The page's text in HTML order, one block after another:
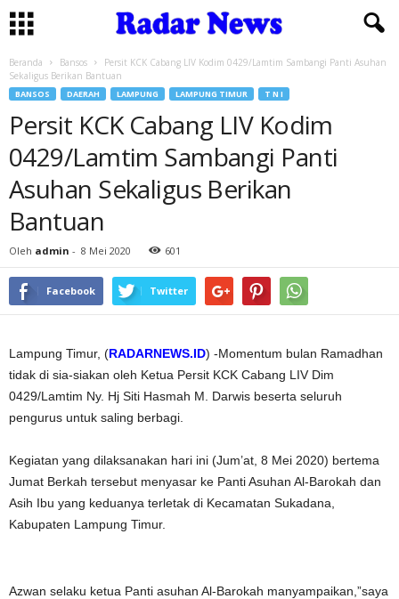
Beranda Bansos
Persit KCK Cabang LIV Kodim 0429/Lamtim Sambangi Panti Asuhan
Sekaligus Berikan Bantuan
BANSOS DAERAH LAMPUNG LAMPUNG TIMUR T N I
Persit KCK Cabang LIV Kodim
0429/Lamtim Sambangi Panti
Asuhan Sekaligus Berikan
Bantuan
Oleh admin - 8 Mei 2020 601
Facebook Twitter
Lampung Timur, (RADARNEWS.ID) -Momentum bulan Ramadhan
tidak di sia-siakan oleh Ketua Persit KCK Cabang LIV Dim
0429/Lamtim Ny. Hj Siti Hasmah M. Darwis beserta seluruh
pengurus untuk saling berbagi.
Kegiatan yang dilaksanakan hari ini (Jum’at, 8 Mei 2020) bertema
Jumat Berkah tersebut menyasar ke Panti Asuhan Al-Barokah dan
Asih Ibu yang keduanya terletak di Kecamatan Sukadana,
Kabupaten Lampung Timur.
Azwan selaku ketua Panti asuhan Al-Barokah manyampaikan,”saya